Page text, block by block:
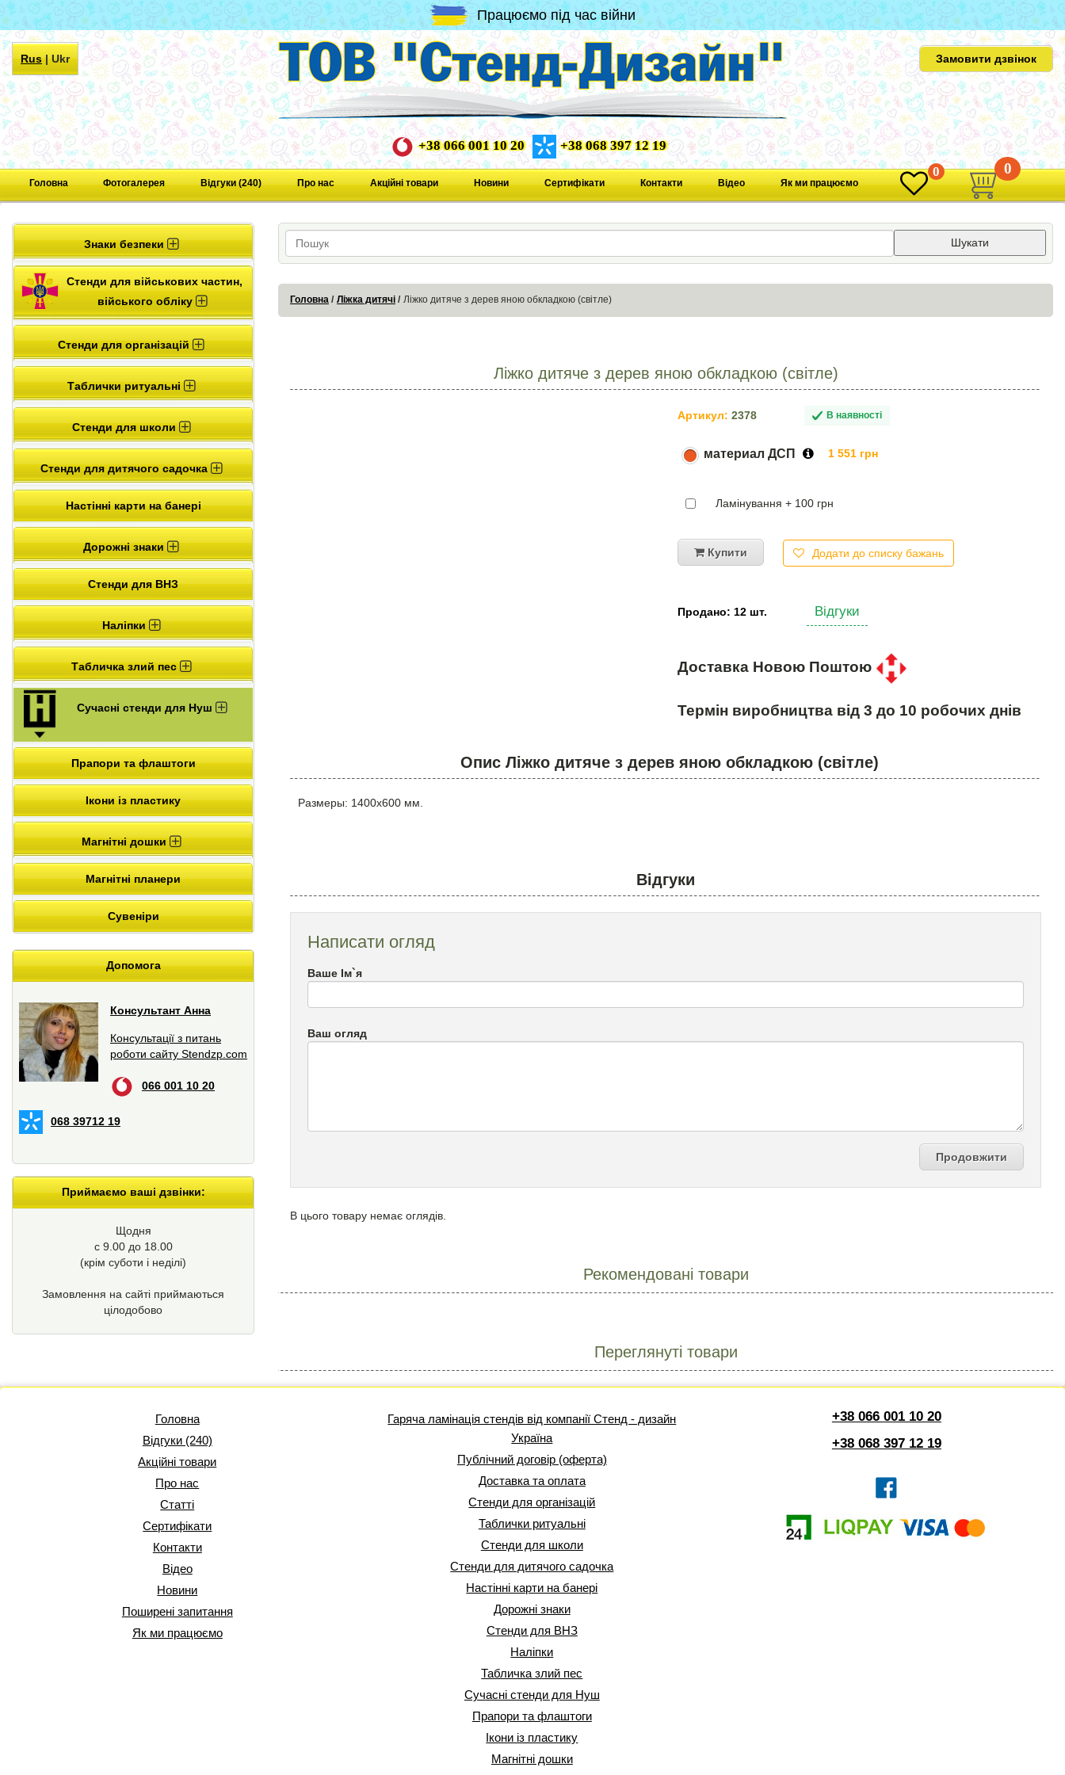
Працюємо під час війни
Rus|Ukr Замовити дзвінок
+38 066 001 10 20 +38 068 397 12 19
Головна Фотогалерея Відгуки (240) Про нас Акційні товари Новини Сертифікати Контакти Відео Як ми працюємо
0 0
Знаки безпеки
Стенди для військових частин,
війського обліку
Стенди для організацій
Таблички ритуальні
Стенди для школи
Стенди для дитячого садочка
Настінні карти на банері
Дорожні знаки
Стенди для ВНЗ
Наліпки
Табличка злий пес
Сучасні стенди для Нуш
Прапори та флаштоги
Ікони із пластику
Магнітні дошки
Магнітні планери
Сувеніри
Допомога
Консультант Анна
Консультації з питань
роботи сайту Stendzp.com
066 001 10 20
068 39712 19
Приймаємо ваші дзвінки:
Щодня
с 9.00 до 18.00
(крім суботи і неділі)
Замовлення на сайті приймаються
цілодобово
Шукати
Головна Ліжка дитячі Ліжко дитяче з дерев яною обкладкою (світле)
Ліжко дитяче з дерев яною обкладкою (світле)
Артикул: 2378 В наявності
материал ДСП 1 551 грн
Ламінування + 100 грн
Купити Додати до списку бажань
Продано: 12 шт. Відгуки
Доставка Новою Поштою
Термін виробництва від 3 до 10 робочих днів
Опис Ліжко дитяче з дерев яною обкладкою (світле)
Размеры: 1400х600 мм.
Відгуки
Написати огляд
Ваше Ім`я
Ваш огляд
Продовжити
В цього товару немає оглядів.
Рекомендовані товари
Переглянуті товари
Головна
Відгуки (240)
Акційні товари
Про нас
Статті
Сертифікати
Контакти
Відео
Новини
Поширені запитання
Як ми працюємо
Гаряча ламінація стендів від компанії Стенд - дизайн
Україна
Публічний договір (оферта)
Доставка та оплата
Стенди для організацій
Таблички ритуальні
Стенди для школи
Стенди для дитячого садочка
Настінні карти на банері
Дорожні знаки
Стенди для ВНЗ
Наліпки
Табличка злий пес
Сучасні стенди для Нуш
Прапори та флаштоги
Ікони із пластику
Магнітні дошки
+38 066 001 10 20
+38 068 397 12 19